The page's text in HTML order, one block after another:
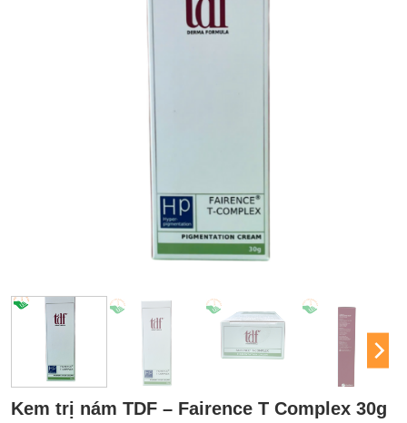
Kem trị nám TDF – Fairence T Complex 30g